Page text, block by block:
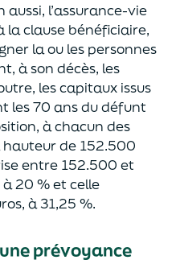
aussi, l’assurance-vie
la clause bénéficiaire,
la ou les personnes
à son décès, les
les capitaux issus
les 70 ans du défunt
à chacun des
hauteur de 152.500
entre 152.500 et
20 % et celle
à 31,25 %.
une prévoyance